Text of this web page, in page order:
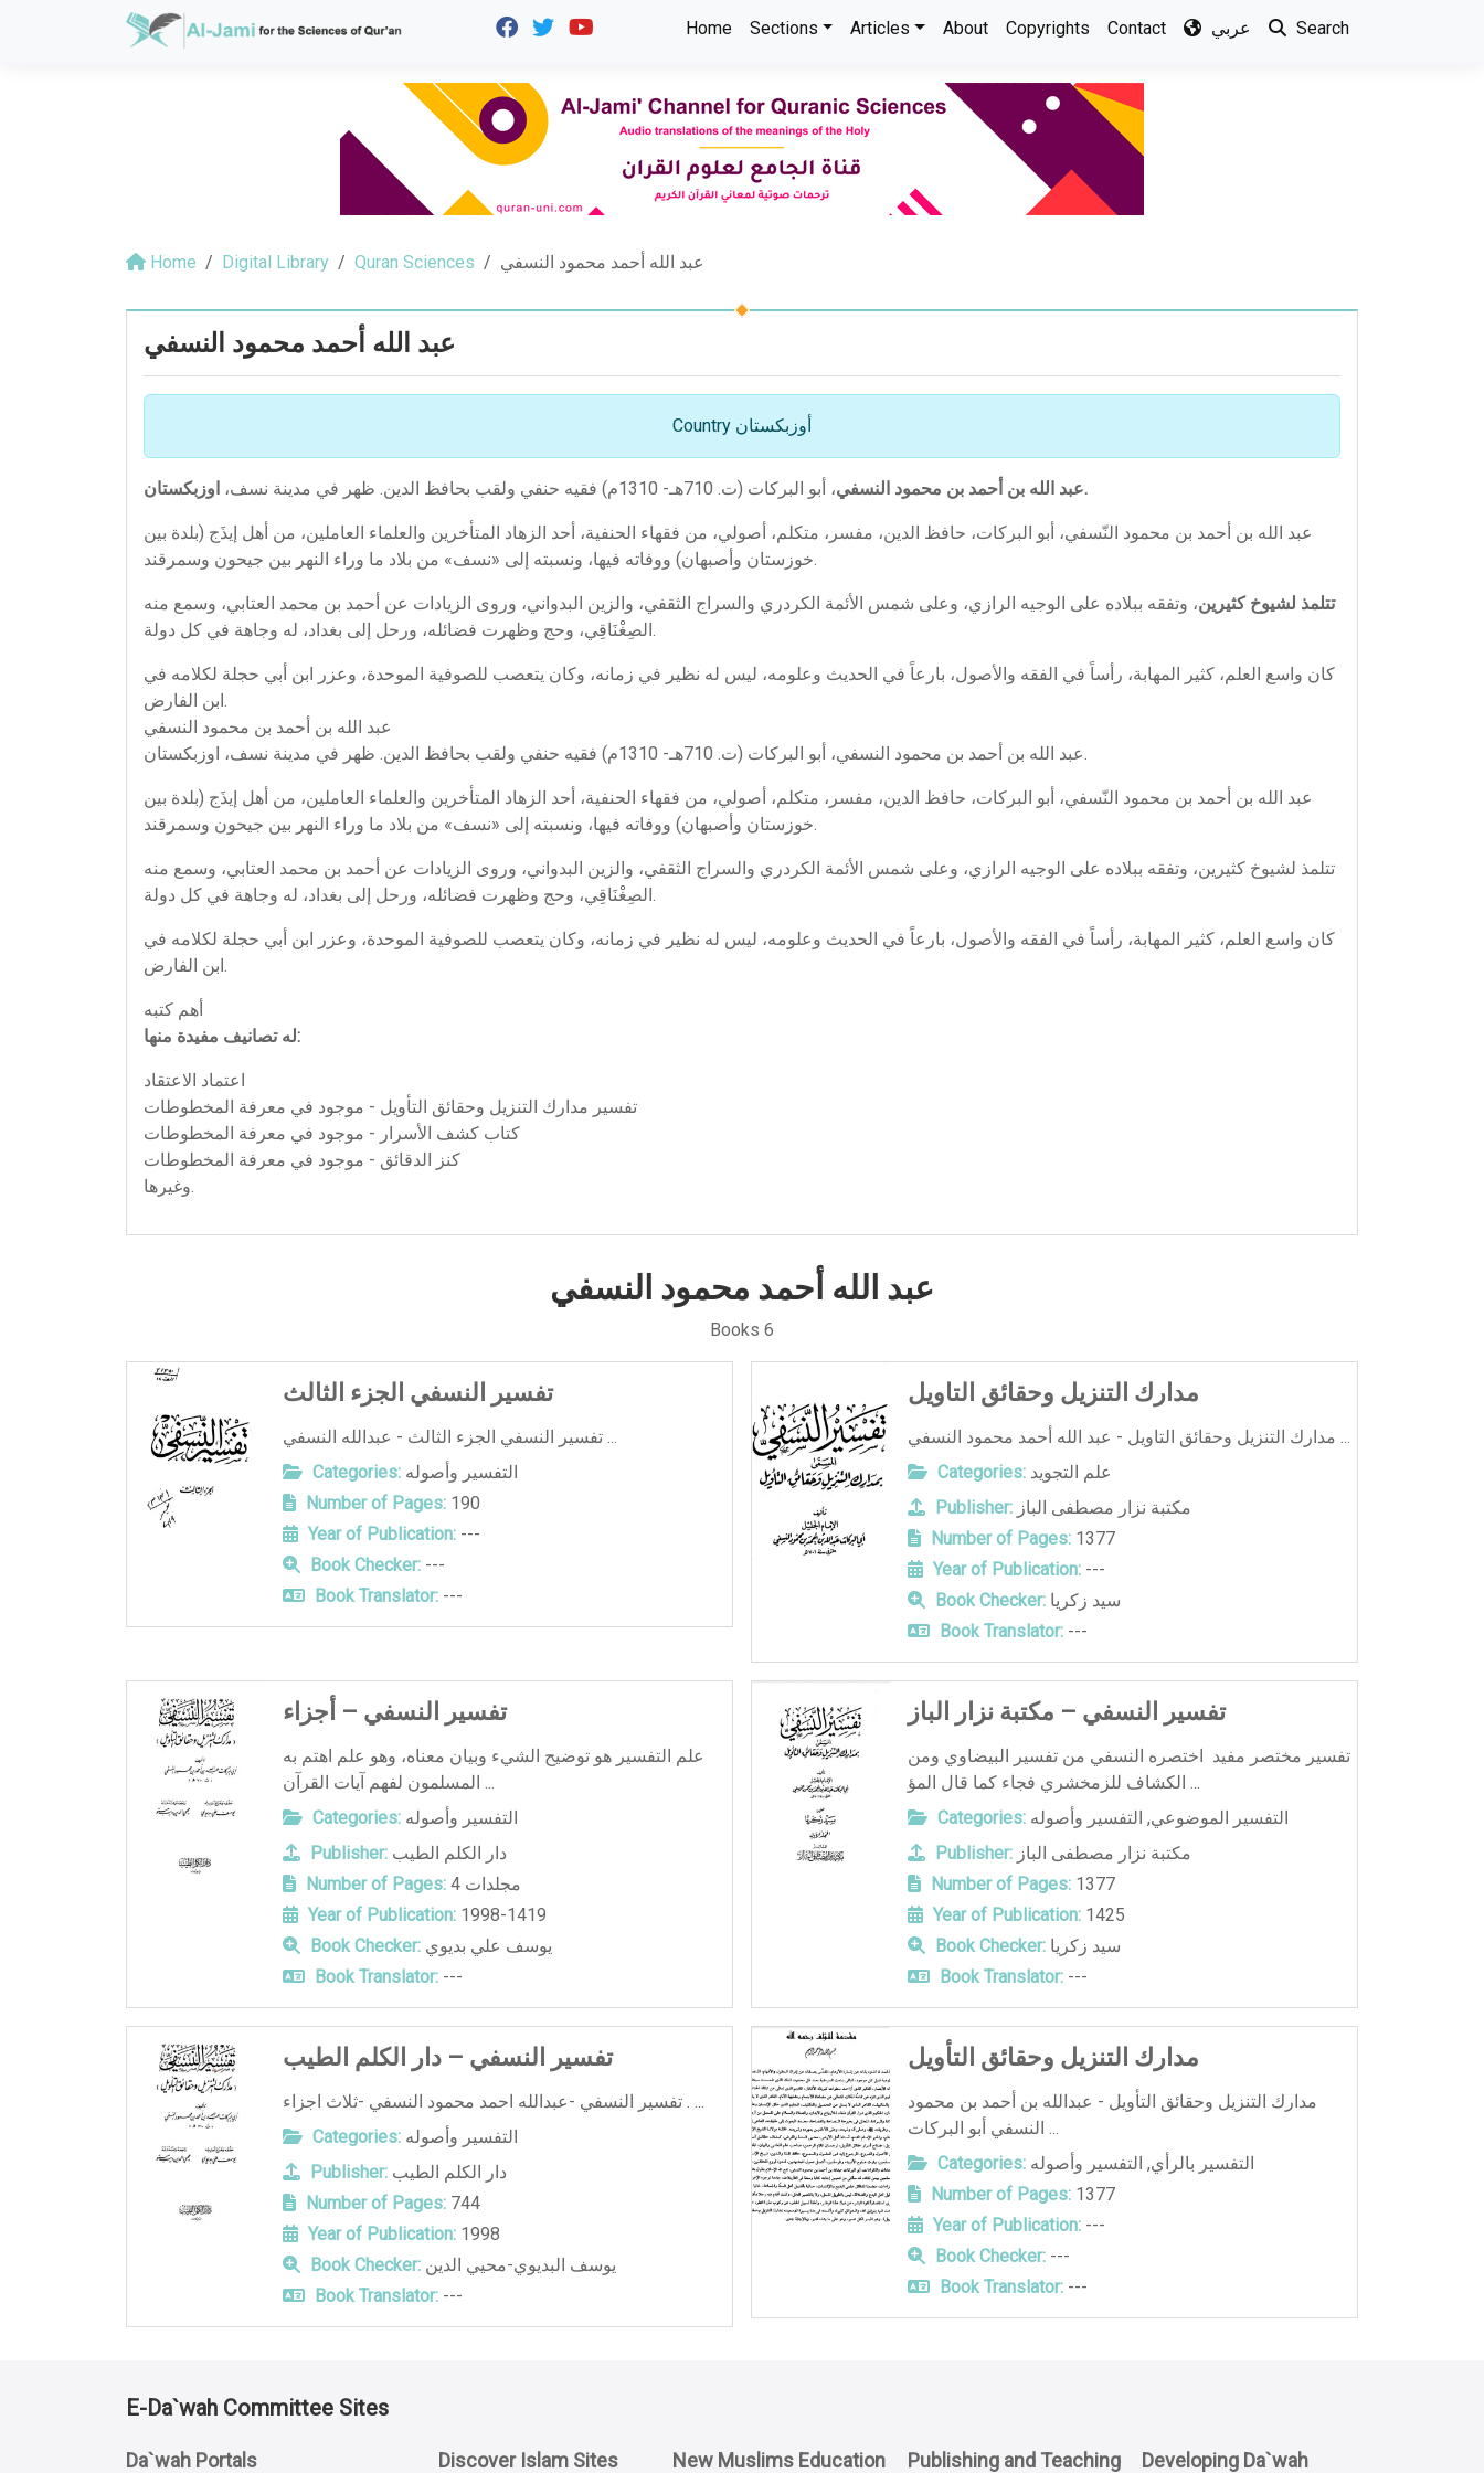
Home Sections Articles About Copyrights Contact عربي Search
Home Digital Library Quran Sciences عبد الله أحمد محمود النسفي
عبد الله أحمد محمود النسفي
Country أوزبكستان
عبد الله بن أحمد بن محمود النسفي، أبو البركات (ت. 710هـ- 1310م) فقيه حنفي ولقب بحافظ الدين. ظهر في مدينة نسف، اوزبكستان.
عبد الله بن أحمد بن محمود النّسفي، أبو البركات، حافظ الدين، مفسر، متكلم، أصولي، من فقهاء الحنفية، أحد الزهاد المتأخرين والعلماء العاملين، من أهل إيذَج (بلدة بين
خوزستان وأصبهان) ووفاته فيها، ونسبته إلى «نسف» من بلاد ما وراء النهر بين جيحون وسمرقند.
تتلمذ لشيوخ كثيرين، وتفقه ببلاده على الوجيه الرازي، وعلى شمس الأئمة الكردري والسراج الثقفي، والزين البدواني، وروى الزيادات عن أحمد بن محمد العتابي، وسمع منه
الصِغْنَاقِي، وحج وظهرت فضائله، ورحل إلى بغداد، له وجاهة في كل دولة.
كان واسع العلم، كثير المهابة، رأساً في الفقه والأصول، بارعاً في الحديث وعلومه، ليس له نظير في زمانه، وكان يتعصب للصوفية الموحدة، وعزر ابن أبي حجلة لكلامه في
ابن الفارض.
عبد الله بن أحمد بن محمود النسفي
عبد الله بن أحمد بن محمود النسفي، أبو البركات (ت. 710هـ- 1310م) فقيه حنفي ولقب بحافظ الدين. ظهر في مدينة نسف، اوزبكستان.
عبد الله بن أحمد بن محمود النّسفي، أبو البركات، حافظ الدين، مفسر، متكلم، أصولي، من فقهاء الحنفية، أحد الزهاد المتأخرين والعلماء العاملين، من أهل إيذَج (بلدة بين
خوزستان وأصبهان) ووفاته فيها، ونسبته إلى «نسف» من بلاد ما وراء النهر بين جيحون وسمرقند.
تتلمذ لشيوخ كثيرين، وتفقه ببلاده على الوجيه الرازي، وعلى شمس الأئمة الكردري والسراج الثقفي، والزين البدواني، وروى الزيادات عن أحمد بن محمد العتابي، وسمع منه
الصِغْنَاقِي، وحج وظهرت فضائله، ورحل إلى بغداد، له وجاهة في كل دولة.
كان واسع العلم، كثير المهابة، رأساً في الفقه والأصول، بارعاً في الحديث وعلومه، ليس له نظير في زمانه، وكان يتعصب للصوفية الموحدة، وعزر ابن أبي حجلة لكلامه في
ابن الفارض.
أهم كتبه
له تصانيف مفيدة منها:
اعتماد الاعتقاد
تفسير مدارك التنزيل وحقائق التأويل - موجود في معرفة المخطوطات
كتاب كشف الأسرار - موجود في معرفة المخطوطات
كنز الدقائق - موجود في معرفة المخطوطات
وغيرها.
عبد الله أحمد محمود النسفي
Books 6
تفسير النسفي الجزء الثالث
تفسير النسفي الجزء الثالث - عبدالله النسفي ...
Categories: التفسير وأصوله
Number of Pages: 190
Year of Publication: ---
Book Checker: ---
Book Translator: ---
مدارك التنزيل وحقائق التاويل
مدارك التنزيل وحقائق التاويل - عبد الله أحمد محمود النسفي ...
Categories: علم التجويد
Publisher: مكتبة نزار مصطفى الباز
Number of Pages: 1377
Year of Publication: ---
Book Checker: سيد زكريا
Book Translator: ---
تفسير النسفي – أجزاء
علم التفسير هو توضيح الشيء وبيان معناه، وهو علم اهتم به
المسلمون لفهم آيات القرآن ...
Categories: التفسير وأصوله
Publisher: دار الكلم الطيب
Number of Pages:
4 مجلدات
Year of Publication: 1998-1419
Book Checker: يوسف علي بديوي
Book Translator: ---
تفسير النسفي – مكتبة نزار الباز
تفسير مختصر مفيد اختصره النسفي من تفسير البيضاوي ومن
الكشاف للزمخشري فجاء كما قال المؤ ...
Categories:
التفسير الموضوعي, التفسير وأصوله
Publisher: مكتبة نزار مصطفى الباز
Number of Pages: 1377
Year of Publication: 1425
Book Checker: سيد زكريا
Book Translator: ---
تفسير النسفي – دار الكلم الطيب
تفسير النسفي -عبدالله احمد محمود النسفي -ثلاث اجزاء . ...
Categories: التفسير وأصوله
Publisher: دار الكلم الطيب
Number of Pages: 744
Year of Publication: 1998
Book Checker: يوسف البديوي-محيي الدين
Book Translator: ---
مدارك التنزيل وحقائق التأويل
مدارك التنزيل وحقائق التأويل - عبدالله بن أحمد بن محمود
النسفي أبو البركات ...
Categories:
التفسير بالرأي, التفسير وأصوله
Number of Pages: 1377
Year of Publication: ---
Book Checker: ---
Book Translator: ---
E-Da`wah Committee Sites
Da`wah Portals Discover Islam Sites New Muslims Education
Publishing and Teaching
Developing Da`wah